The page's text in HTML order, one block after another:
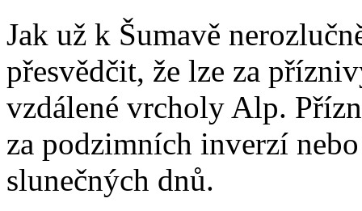
Jak už k Šumavě
přesvědčit, že lze za
vzdálené vrcholy Alp.
za podzimních inverzí
slunečných dnů.